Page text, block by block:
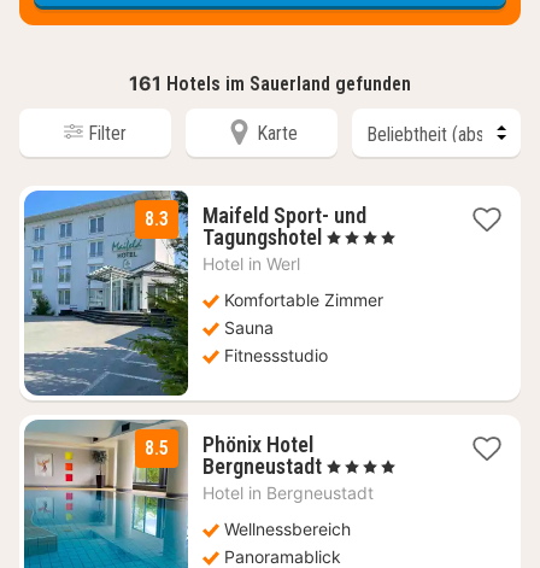
161 Hotels im Sauerland gefunden
Filter Karte
8.3
Maifeld Sport- und
Tagungshotel 1
89
, 4 Sterne
Hotel in Werl
Komfortable Zimmer
Sauna
Fitnessstudio
8.5
Phönix Hotel
Bergneustadt1
Nacht
140
€
, 4 Sterne
Hotel in Bergneustadt
Wellnessbereich
Panoramablick